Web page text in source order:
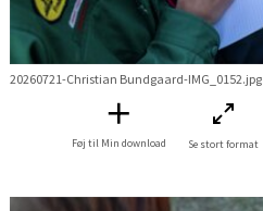
20260721-Christian Bundgaard-IMG_0152.jpg
Føj til Min download Se stort format